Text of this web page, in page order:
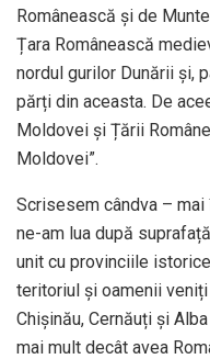
Românească și de
Țara Românească
nordul gurilor Dunării și,
părți din aceasta. De
Moldovei și Țării
Moldovei”.
Scrisesem cândva –
ne-am lua după
unit cu provinciile
teritoriul și oamenii
Chișinău, Cernăuți și
mai mult decât avea